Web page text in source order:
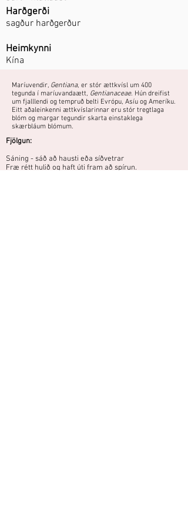
Harðgerði
sagður harðgerður
Heimkynni
Kína
Maríuvendir, Gentiana, er stór ættkvísl um 400
tegunda í maríuvandaætt, Gentianaceae. Hún dreifist
um fjalllendi og tempruð belti Evrópu, Asíu og Ameríku.
Eitt aðaleinkenni ættkvíslarinnar eru stór tregtlaga
blóm og margar tegundir skarta einstaklega
skærbláum blómum.
Fjölgun:
Sáning - sáð að hausti eða síðvetrar
Fræ rétt hulið og haft úti fram að spírun.